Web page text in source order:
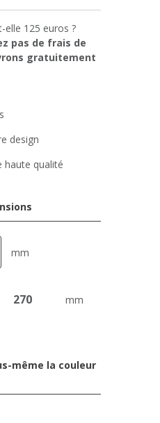
elle 125 euros ?
pas de frais de
gratuitement
design
haute qualité
mm
mm
même la couleur